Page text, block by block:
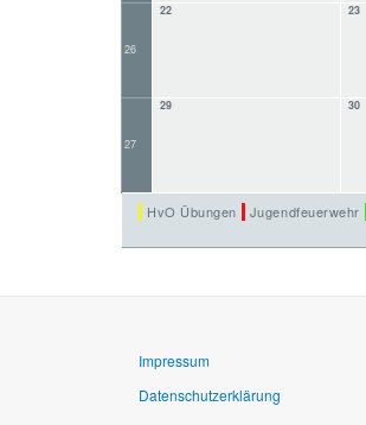
26
22 23
27
29 30
HvO Übungen Jugendfeuerwehr
Impressum
Datenschutzerklärung